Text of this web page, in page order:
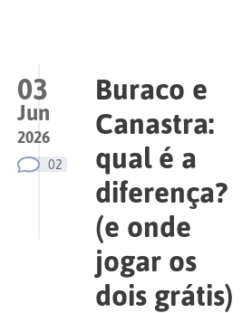
03
Jun
2026
02
Buraco e
Canastra:
qual é a
diferença?
(e onde
jogar os
dois grátis)